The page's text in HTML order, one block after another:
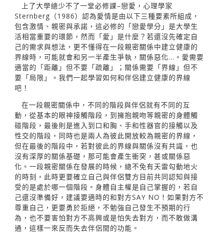
上了大學總少不了一堂必修課–戀愛，心理學家
Sternberg（1986）認為愛情是由以下三種要素所組成，
包含激情、親密與承諾，這必修的「戀愛學分」是大學生
活相當重要的環節，然而「愛」是什麼？若還沒先確定自
己的需求與想法，更不懂得在一段親密關係中建立健康的
界線時，可能就會和另一半產生爭執，關係惡化…。愛需要
適當的「距離」但不要「疏離」；關係需要「界線」但不
要「局限」。我們一起學習如何和伴侶建立健康的界線
吧！
在一段親密關係中，不同的階段與伴侶就有不同的互
動，從基本的眼神接觸階段，到擁抱親吻等親密的身體觸
碰階段，最後則是進入到口和胸、手和性器官的接觸以及
性交的階段，同時也是兩人為彼此開放較為親密的界線，
但在最後的階段中，若對彼此的界線與關係沒有共識，也
沒有深厚的關係基礎，那可能會產生衝突，甚或關係惡
化。一段親密關係在發展的時候，總不免有天雷勾動地火
的時刻，此時更要確立自己與伴侶雙方目前共同認知與接
受的是處於哪一個階段。身體自主權是自己掌握的，若自
己還沒準備好，建議要適時的和對方SAY NO！如果對方不
尊重自己，更要勇於拒絕，不勉強自己發生不預期的行
為，也不要害怕對方不高興或是怕失去對方，而不敢做溝
通，這樣一來反而失去伴侶間的功能。